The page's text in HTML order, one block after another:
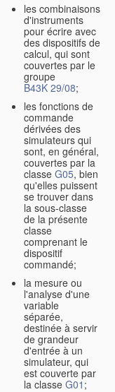
les combinaisons
d'instruments
pour écrire avec
des dispositifs de
calcul, qui sont
couvertes par le
groupe
B43K 29/08;
les fonctions de
commande
dérivées des
simulateurs qui
sont, en général,
couvertes par la
classe G05, bien
qu'elles puissent
se trouver dans
la sous-classe
de la présente
classe
comprenant le
dispositif
commandé;
la mesure ou
l'analyse d'une
variable
séparée,
destinée à servir
de grandeur
d'entrée à un
simulateur, qui
est couverte par
la classe G01;